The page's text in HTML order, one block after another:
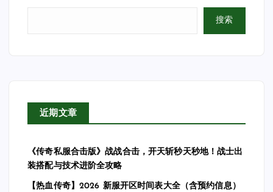
页
搜索
近期文章
《传奇私服合击版》战战合击，开天斩秒天秒地！战士出
装搭配与技术进阶全攻略
【热血传奇】2026 新服开区时间表大全（含预约信息）